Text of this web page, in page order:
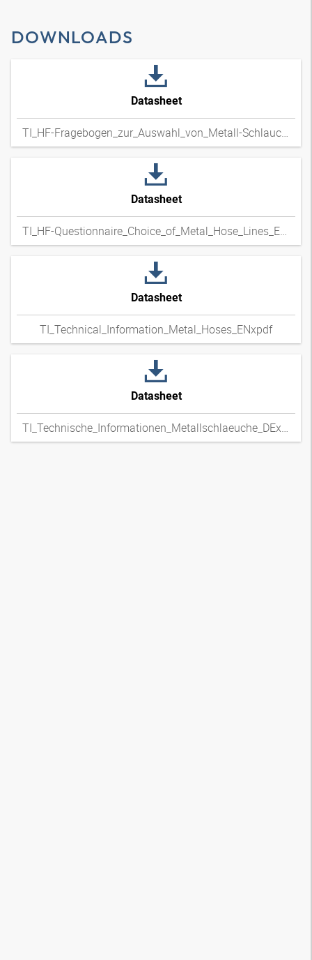
DOWNLOADS
Datasheet
TI_HF-Fragebogen_zur_Auswahl_von_Metall-Schlauchleitungen_DExpdf
Datasheet
TI_HF-Questionnaire_Choice_of_Metal_Hose_Lines_ENxpdf
Datasheet
TI_Technical_Information_Metal_Hoses_ENxpdf
Datasheet
TI_Technische_Informationen_Metallschlaeuche_DExpdf